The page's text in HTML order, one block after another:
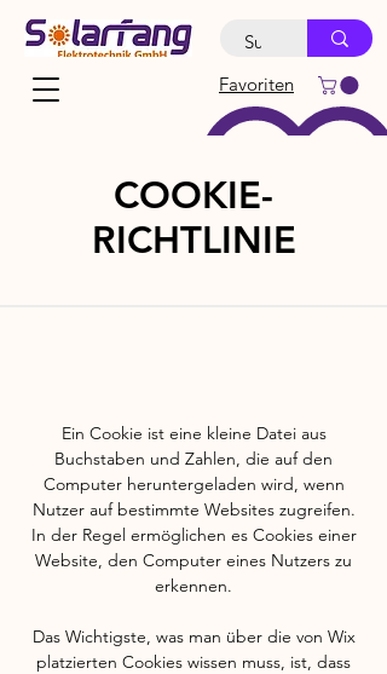
Favoriten
COOKIE-
RICHTLINIE
Ein Cookie ist eine kleine Datei aus
Buchstaben und Zahlen, die auf den
Computer heruntergeladen wird, wenn
Nutzer auf bestimmte Websites zugreifen.
In der Regel ermöglichen es Cookies einer
Website, den Computer eines Nutzers zu
erkennen.
Das Wichtigste, was man über die von Wix
platzierten Cookies wissen muss, ist, dass